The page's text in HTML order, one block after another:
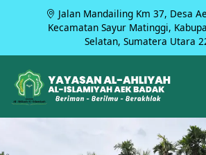
Jalan Mandailing Km 37, Desa
Kecamatan Sayur Matinggi,
Selatan, Sumatera Utara